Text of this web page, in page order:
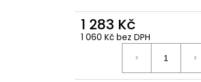
1 283 Kč
1 060 Kč bez DPH